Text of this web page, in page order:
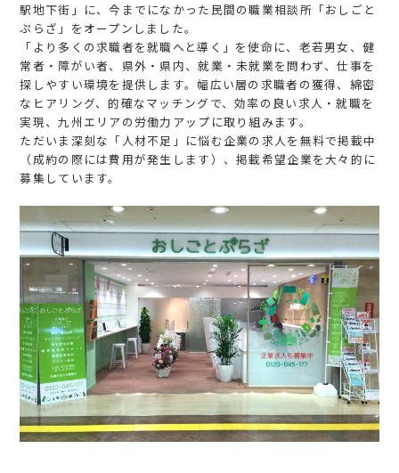
駅地下街」に、今までになかった民間の職業相談所「おしごと
ぷらざ」をオープンしました。
「より多くの求職者を就職へと導く」を使命に、老若男女、健
常者・障がい者、県外・県内、就業・未就業を問わず、仕事を
探しやすい環境を提供します。幅広い層の求職者の獲得、綿密
なヒアリング、的確なマッチングで、効率の良い求人・就職を
実現、九州エリアの労働力アップに取り組みます。
ただいま深刻な「人材不足」に悩む企業の求人を無料で掲載中
（成約の際には費用が発生します）、掲載希望企業を大々的に
募集しています。